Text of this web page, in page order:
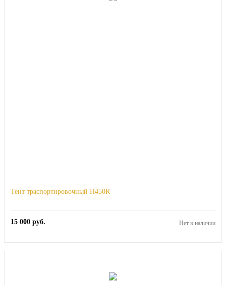
Тент траспортировочный H450R
15 000 руб. Нет в наличии